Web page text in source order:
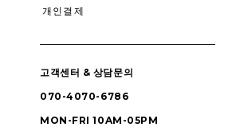
개인결제
고객센터 & 상담문의
070-4070-6786
MON-FRI 10AM-05PM